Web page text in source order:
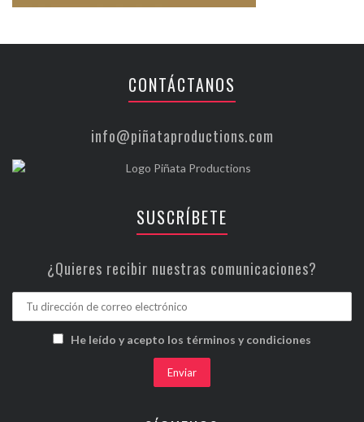
CONTÁCTANOS
info@piñataproductions.com
SUSCRÍBETE
¿Quieres recibir nuestras comunicaciones?
He leído y acepto los términos y condiciones